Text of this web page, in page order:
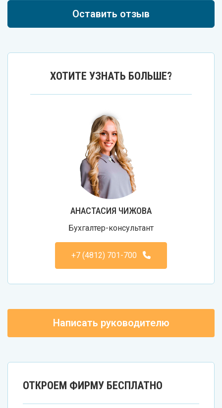
Оставить отзыв
ХОТИТЕ УЗНАТЬ БОЛЬШЕ?
АНАСТАСИЯ ЧИЖОВА
Бухгалтер-консультант
+7 (4812) 701-700
Написать руководителю
ОТКРОЕМ ФИРМУ БЕСПЛАТНО